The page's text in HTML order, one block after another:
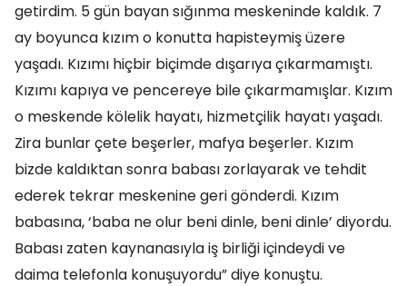
getirdim. 5 gün bayan sığınma meskeninde kaldık. 7
ay boyunca kızım o konutta hapisteymiş üzere
yaşadı. Kızımı hiçbir biçimde dışarıya çıkarmamıştı.
Kızımı kapıya ve pencereye bile çıkarmamışlar. Kızım
o meskende kölelik hayatı, hizmetçilik hayatı yaşadı.
Zira bunlar çete beşerler, mafya beşerler. Kızım
bizde kaldıktan sonra babası zorlayarak ve tehdit
ederek tekrar meskenine geri gönderdi. Kızım
babasına, ‘baba ne olur beni dinle, beni dinle’ diyordu.
Babası zaten kaynanasıyla iş birliği içindeydi ve
daima telefonla konuşuyordu” diye konuştu.